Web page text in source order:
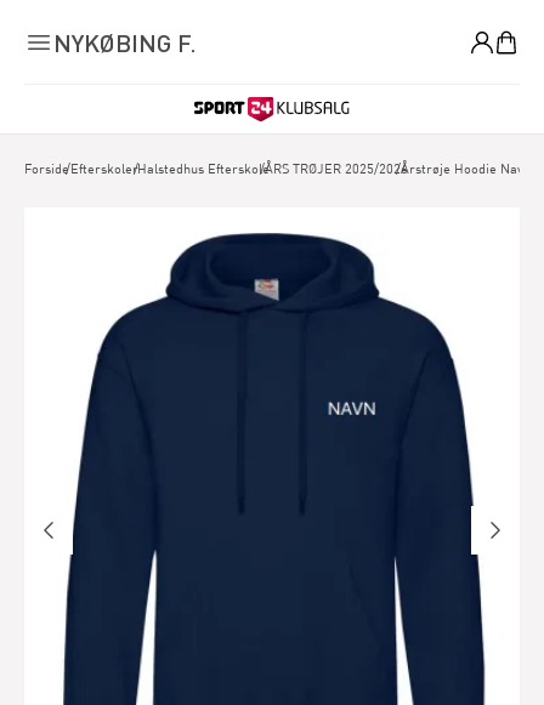
NYKØBING F.
Forside/Efterskoler
/Halstedhus Efterskole
/ÅRS TRØJER 2025/2026
/Årstrøje Hoodie Navy